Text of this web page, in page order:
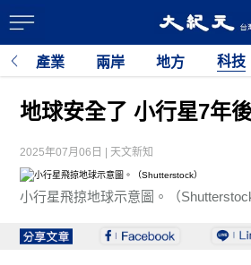
產業 兩岸 地方 科技
地球安全了 小行星7年
2025年07月06日 | 天文新知
小行星飛掠地球示意圖。（